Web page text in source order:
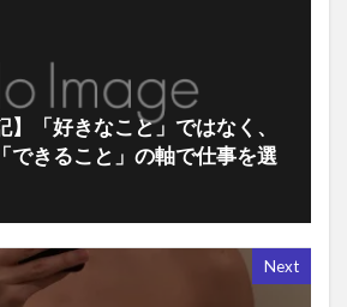
】「好きなこと」ではなく、
できること」の軸で仕事を選
Next